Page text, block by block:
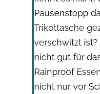
Pausenstopp
Trikottasche
verschwitzt
nicht gut für
Rainproof
nicht nur vor